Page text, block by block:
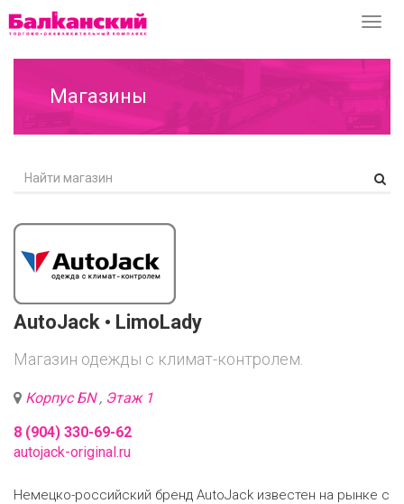
Магазины
AutoJack • LimoLady
Магазин одежды с климат-контролем.
Корпус БN, Этаж 1
8 (904) 330-69-62
autojack-original.ru
Немецко-­российский бренд AutoJack известен на рынке с